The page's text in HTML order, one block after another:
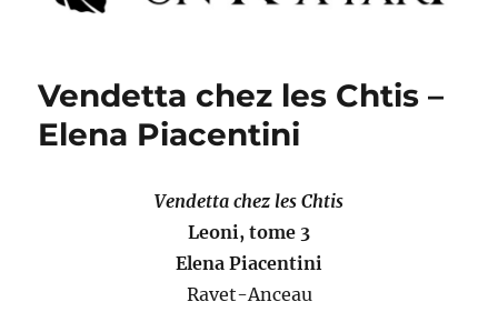
Vendetta chez les Chtis –
Elena Piacentini
Vendetta chez les Chtis
Leoni, tome 3
Elena Piacentini
Ravet-Anceau